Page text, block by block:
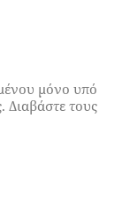
μόνο υπό
Διαβάστε τους